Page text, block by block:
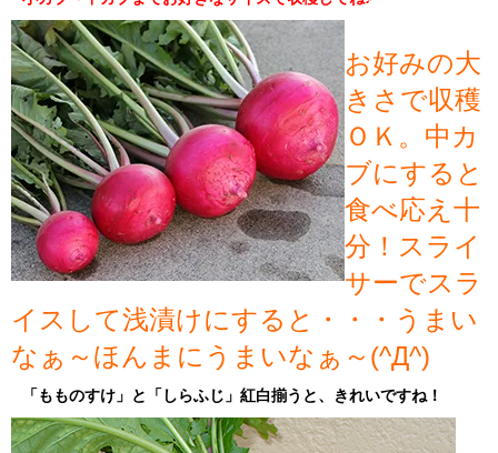
お好みの大
きさで収穫
ＯＫ。中カ
ブにすると
食べ応え十
分！スライ
サーでスラ
イスして浅漬けにすると・・・うまい
なぁ～ほんまにうまいなぁ～(^Д^)
「もものすけ」と「しらふじ」紅白揃うと、きれいですね！